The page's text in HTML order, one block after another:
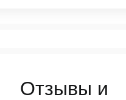
Отзывы и